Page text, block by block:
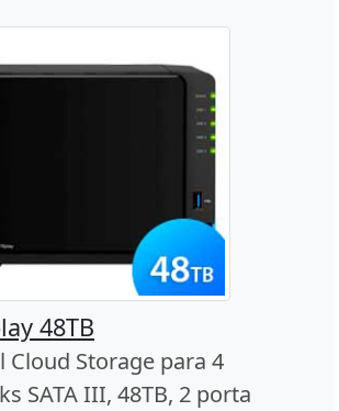
48TB
Cloud Storage para 4
SATA III, 48TB, 2 porta